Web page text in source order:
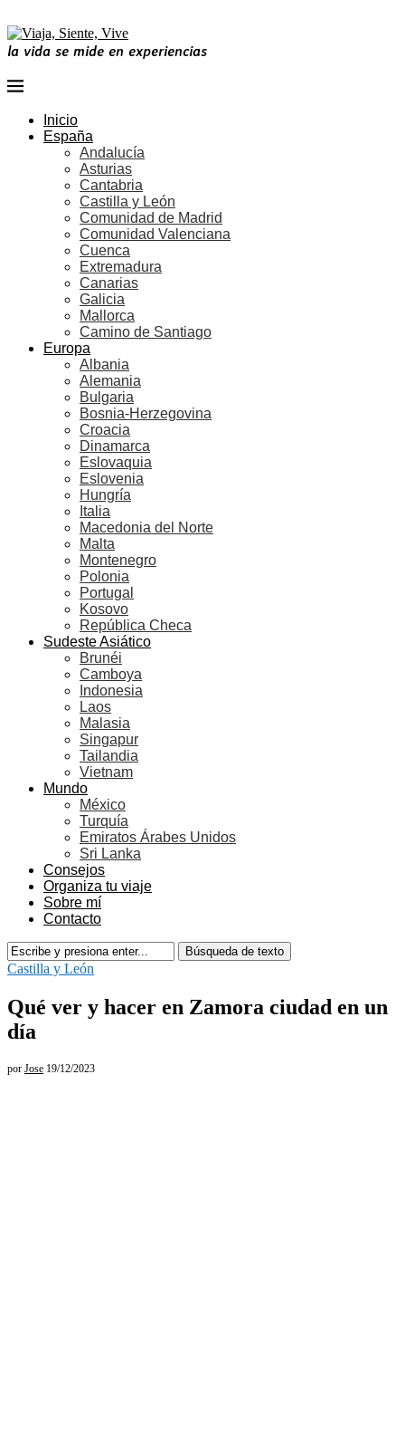
la vida se mide en experiencias
Inicio
España
Andalucía
Asturias
Cantabria
Castilla y León
Comunidad de Madrid
Comunidad Valenciana
Cuenca
Extremadura
Canarias
Galicia
Mallorca
Camino de Santiago
Europa
Albania
Alemania
Bulgaria
Bosnia-Herzegovina
Croacia
Dinamarca
Eslovaquia
Eslovenia
Hungría
Italia
Macedonia del Norte
Malta
Montenegro
Polonia
Portugal
Kosovo
República Checa
Sudeste Asiático
Brunéi
Camboya
Indonesia
Laos
Malasia
Singapur
Tailandia
Vietnam
Mundo
México
Turquía
Emiratos Árabes Unidos
Sri Lanka
Consejos
Organiza tu viaje
Sobre mí
Contacto
Castilla y León
Qué ver y hacer en Zamora ciudad en un
día
por Jose 19/12/2023